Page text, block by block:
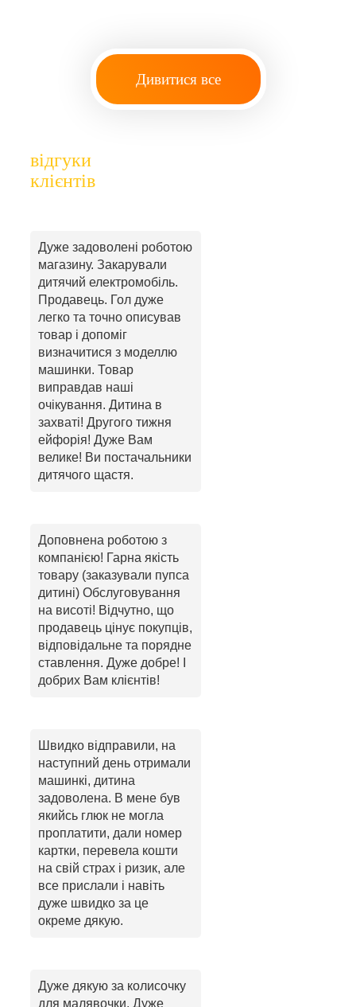
Дивитися все
відгуки
клієнтів
Дуже задоволені роботою
магазину. Закарували
дитячий електромобіль.
Продавець. Гол дуже
легко та точно описував
товар і допоміг
визначитися з моделлю
машинки. Товар
виправдав наші
очікування. Дитина в
захваті! Другого тижня
ейфорія! Дуже Вам
велике! Ви постачальники
дитячого щастя.
Доповнена роботою з
компанією! Гарна якість
товару (заказували пупса
дитині) Обслуговування
на висоті! Відчутно, що
продавець цінує покупців,
відповідальне та порядне
ставлення. Дуже добре! І
добрих Вам клієнтів!
Швидко відправили, на
наступний день отримали
машинкі, дитина
задоволена. В мене був
якийсь глюк не могла
проплатити, дали номер
картки, перевела кошти
на свій страх і ризик, але
все прислали і навіть
дуже швидко за це
окреме дякую.
Дуже дякую за колисочку
для малявочки. Дуже